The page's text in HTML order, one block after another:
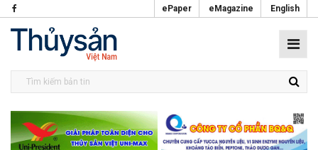
ePaper eMagazine English